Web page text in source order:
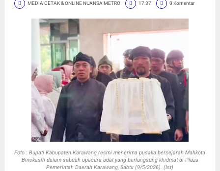
MEDIA CETAK & ONLINE NUANSA METRO 17:37 0 Komentar
Foto : BupatiKabupaten Karawang resmi menerima pusaka bersejarah Mahkota
Binokasih dalam sebuah upacara adat yang berlangsung khidmat di Plaza
Pemerintah Daerah Karawang, Sabtu (9/5/2026). (Ist)